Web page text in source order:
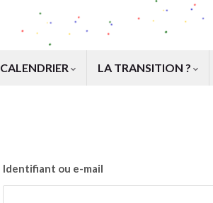
CALENDRIER LA TRANSITION ?
Identifiant ou e-mail